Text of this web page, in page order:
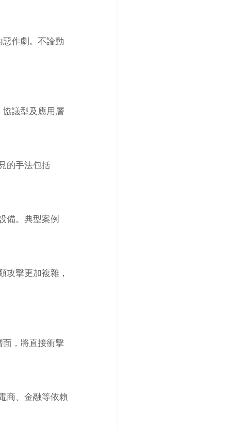
惡作劇。不論動
協議型及應用層
的手法包括
備。典型案例
攻擊更加複雜，
面，將直接衝擊
商、金融等依賴